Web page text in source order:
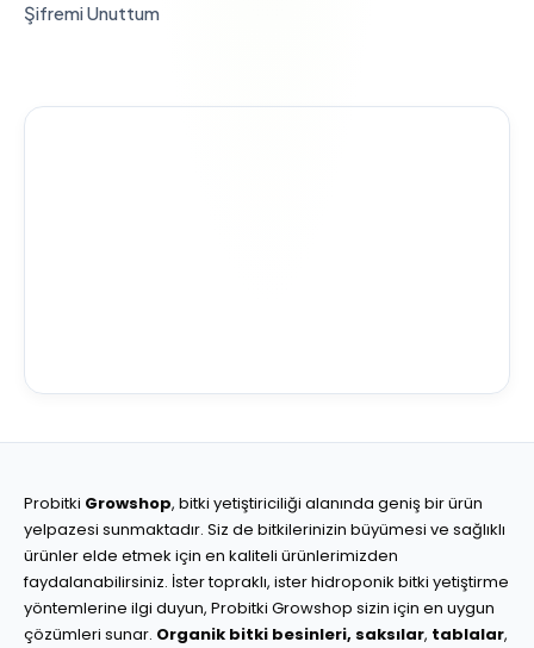
Şifremi Unuttum
Probitki Growshop, bitki yetiştiriciliği alanında geniş bir ürün
yelpazesi sunmaktadır. Siz de bitkilerinizin büyümesi ve sağlıklı
ürünler elde etmek için en kaliteli ürünlerimizden
faydalanabilirsiniz. İster topraklı, ister hidroponik bitki yetiştirme
yöntemlerine ilgi duyun, Probitki Growshop sizin için en uygun
çözümleri sunar. Organik bitki besinleri, saksılar, tablalar,